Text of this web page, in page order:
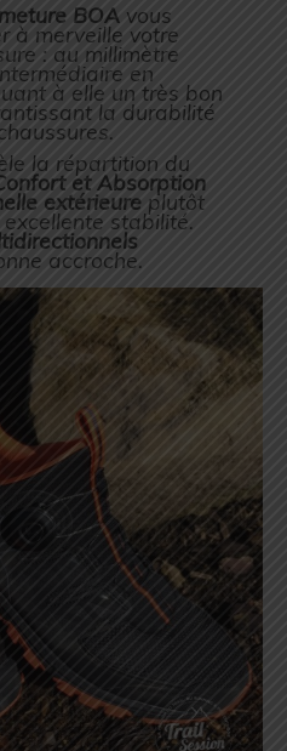
BOA vous
à merveille votre
: au millimètre
en
à elle un très bon
la durabilité
la répartition du
et Absorption
extérieure plutôt
stabilité.
accroche.